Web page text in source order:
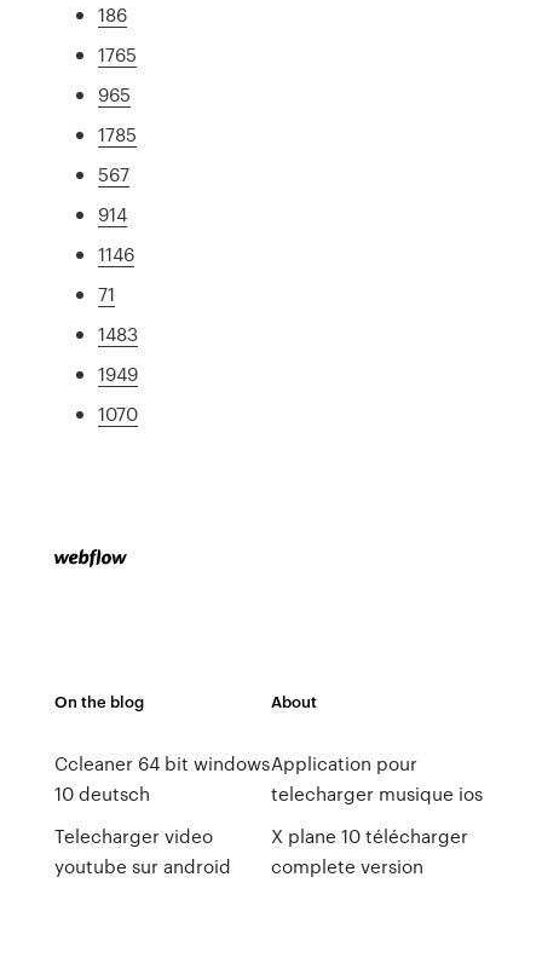
186
1765
965
1785
567
914
1146
71
1483
1949
1070
On the blog
Ccleaner 64 bit windows
10 deutsch
Telecharger video
youtube sur android
About
Application pour
telecharger musique ios
X plane 10 télécharger
complete version